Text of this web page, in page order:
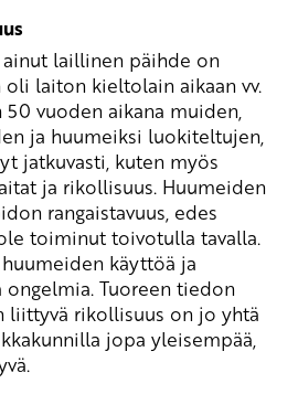
ainut laillinen päihde on
laiton kieltolain aikaan vv.
50 vuoden aikana muiden,
ja huumeiksi luokiteltujen,
jatkuvasti, kuten myös
ja rikollisuus. Huumeiden
rangaistavuus, edes
toiminut toivotulla tavalla.
käyttöä ja
Tuoreen tiedon
liittyvä rikollisuus on jo yhtä
jopa yleisempää,